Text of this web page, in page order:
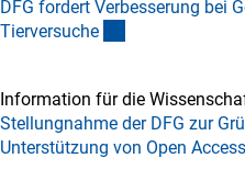
DFG fordert Verbesserung bei
Tierversuche
Information für die
Stellungnahme der DFG zur
Unterstützung von Open Access